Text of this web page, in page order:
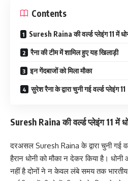
Contents
Suresh Raina की वर्ल्ड प्लेइंग 11 में
रैना की टीम में शामिल हुए यह खिलाड़ी
इन गेंदबाजों को मिला मौका
सुरेश रैना के द्वारा चुनी गई वर्ल्ड प्लेइंग 11
Suresh Raina की वर्ल्ड प्लेइंग 11 में
दरअसल Suresh Raina के द्वारा चुनी गई
हैरान धोनी को मौका न देकर किया है। धोनी
नहीं है दोनों ने न केवल लंबे समय तक